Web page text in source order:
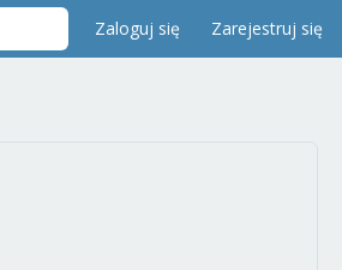
Zaloguj się Zarejestruj się